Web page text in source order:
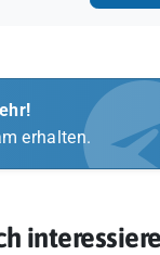
erhalten.